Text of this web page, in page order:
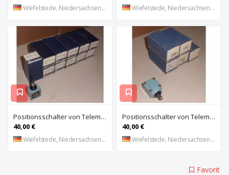
Wiefelstede, Niedersachsen, DE Wiefelstede, Niedersachsen, DE
Positionsschalter von Telemecanique – ZC2-JE01
40,00 €
Wiefelstede, Niedersachsen, DE
Positionsschalter von Telemecanique – ZC2-JE65
40,00 €
Wiefelstede, Niedersachsen, DE
Favorit